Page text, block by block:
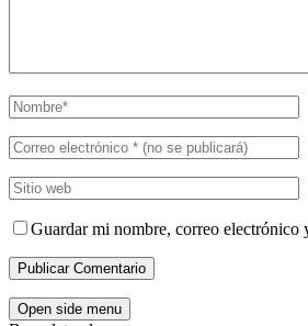
Guardar mi nombre, correo electrónico
Open side menu